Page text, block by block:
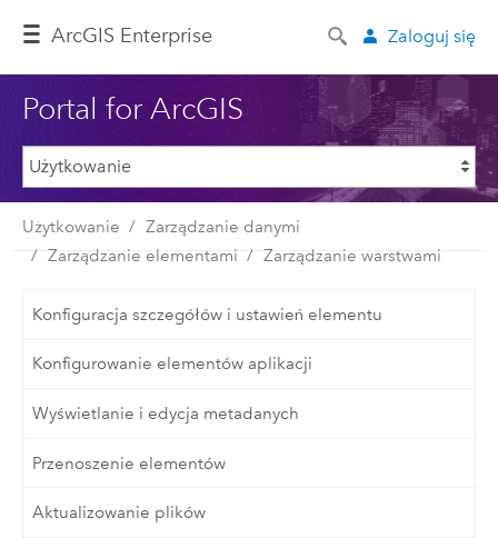
ArcGIS Enterprise Zaloguj się
Portal for ArcGIS
Użytkowanie
Zarządzanie danymi
Zarządzanie elementami
Zarządzanie warstwami
Konfiguracja szczegółów i ustawień elementu
Konfigurowanie elementów aplikacji
Wyświetlanie i edycja metadanych
Przenoszenie elementów
Aktualizowanie plików